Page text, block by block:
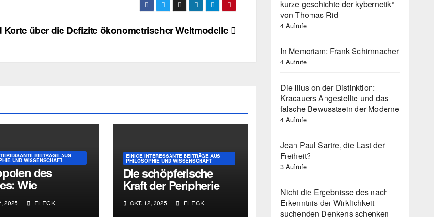
Korte über die Defizite ökonometrischer Weltmodelle
BEITRÄGE AUS
UND WISSENSCHAFT
des
Wie
erschaffen
2025 FLECK
EINIGE INTERESSANTE BEITRÄGE AUS
PHILOSOPHIE UND WISSENSCHAFT
Die schöpferische
Kraft der Peripherie
OKT. 12, 2025 FLECK
kurze geschichte der kybernetik“
von Thomas Rid
4 Aufrufe
In Memoriam: Frank Schirrmacher
4 Aufrufe
Die Illusion der Distinktion:
Kracauers Angestellte und das
falsche Bewusstsein der Moderne
4 Aufrufe
Jean Paul Sartre, die Last der
Freiheit?
3 Aufrufe
Nicht die Ergebnisse des nach
Erkenntnis der Wirklichkeit
suchenden Denkens schenken